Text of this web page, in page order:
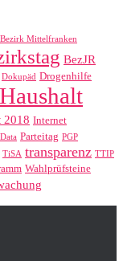
Bezirk Mittelfranken
BezJR
Dokupäd Drogenhilfe
Haushalt
2018 Internet
Parteitag PGP
TiSA transparenz TTIP
Wahlprüfsteine